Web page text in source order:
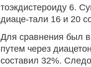
тоэкдистероиду 6.
диаце-тали 16 и 20
Для сравнения был
путем через
составил 32%.